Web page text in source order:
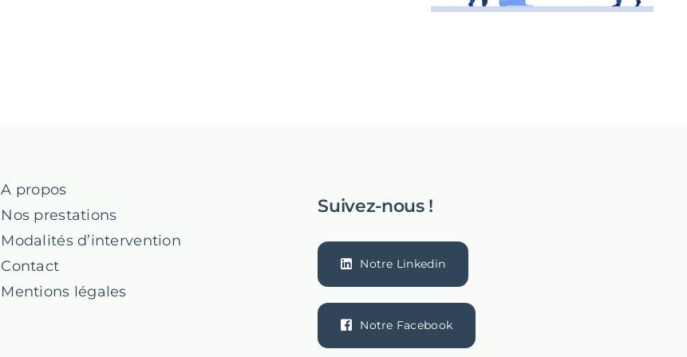
A propos
Nos prestations
Modalités d’intervention
Contact
Mentions légales
Suivez-nous !
Notre Linkedin
Notre Facebook